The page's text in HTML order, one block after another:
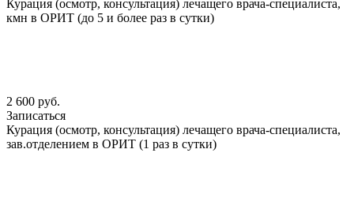
Курация (осмотр, консультация) лечащего врача-специалиста,
кмн в ОРИТ (до 5 и более раз в сутки)
2 600 руб.
Записаться
Курация (осмотр, консультация) лечащего врача-специалиста,
зав.отделением в ОРИТ (1 раз в сутки)